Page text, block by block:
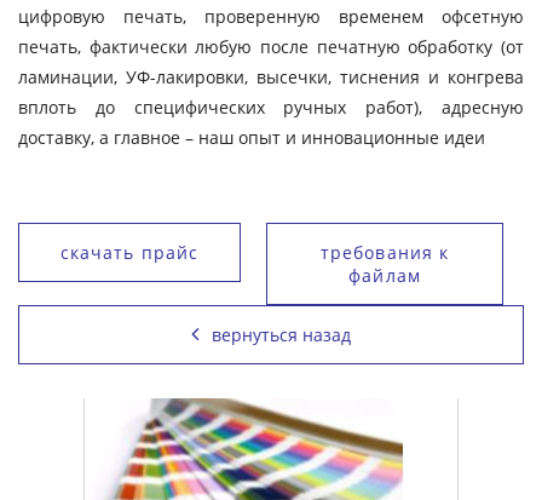
цифровую печать, проверенную временем офсетную
печать, фактически любую после печатную обработку (от
ламинации, УФ-лакировки, высечки, тиснения и конгрева
вплоть до специфических ручных работ), адресную
доставку, а главное – наш опыт и инновационные идеи
скачать прайс
требования к
файлам
вернуться назад